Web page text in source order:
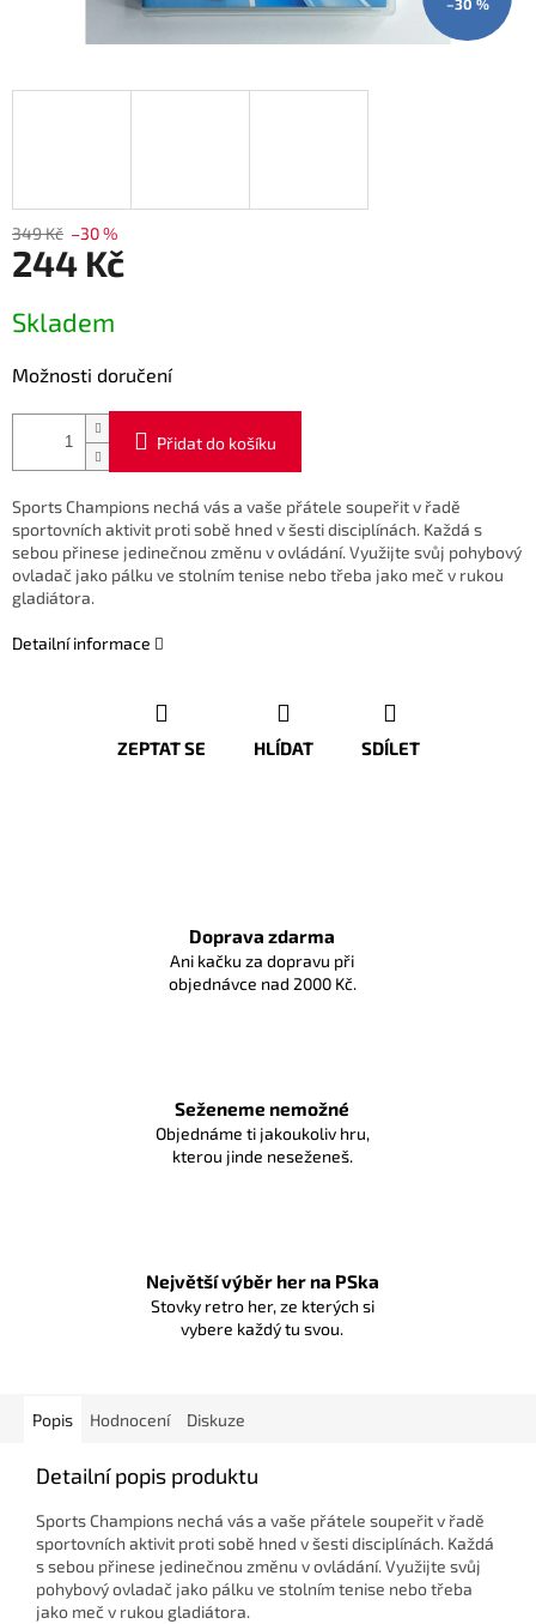
–30 %
349 Kč –30 %
244 Kč
cena:
Skladem
Možnosti doručení
Přidat do košíku
Sports Champions nechá vás a vaše přátele soupeřit v řadě
sportovních aktivit proti sobě hned v šesti disciplínách. Každá s
sebou přinese jedinečnou změnu v ovládání. Využijte svůj pohybový
ovladač jako pálku ve stolním tenise nebo třeba jako meč v rukou
gladiátora.
Detailní informace
ZEPTAT SE HLÍDAT SDÍLET
Doprava zdarma
Ani kačku za dopravu při
objednávce nad 2000 Kč.
Seženeme nemožné
Objednáme ti jakoukoliv hru,
kterou jinde neseženeš.
Největší výběr her na PSka
Stovky retro her, ze kterých si
vybere každý tu svou.
Popis Hodnocení Diskuze
Detailní popis produktu
Sports Champions nechá vás a vaše přátele soupeřit v řadě
sportovních aktivit proti sobě hned v šesti disciplínách. Každá
s sebou přinese jedinečnou změnu v ovládání. Využijte svůj
pohybový ovladač jako pálku ve stolním tenise nebo třeba
jako meč v rukou gladiátora.